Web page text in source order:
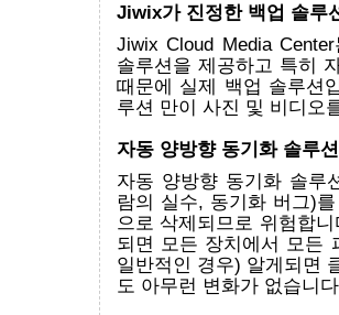
Jiwix가 진정한 백업 솔루
Jiwix Cloud Media
솔루션을 제공하고 특히
때문에 실제 백업 솔루션
루션 만이 사진 및 비디오
자동 양방향 동기화 솔루
자동 양방향 동기화 솔루
람의 실수, 동기화 버그)
으로 삭제되므로 위험합
되면 모든 장치에서 모든
일반적인 경우) 알게되면
도 아무런 변화가 없습니